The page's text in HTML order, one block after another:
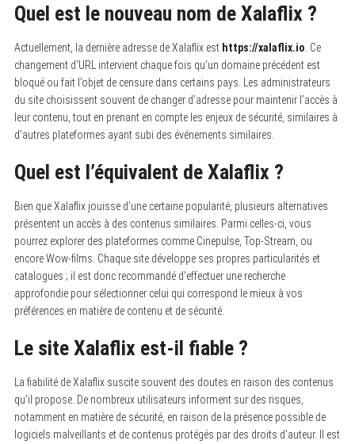
Quel est le nouveau nom de Xalaflix ?
Actuellement, la dernière adresse de Xalaflix est https://xalaflix.io Ce
changement d’URL intervient chaque fois qu’un domaine précédent est
bloqué ou fait l’objet de censure dans certains pays. Les administrateurs
du site choisissent souvent de changer d’adresse pour maintenir l’accès à
leur contenu, tout en prenant en compte les enjeux de sécurité, similaires à
d’autres plateformes ayant subi des événements similaires.
Quel est l’équivalent de Xalaflix ?
Bien que Xalaflix jouisse d’une certaine popularité, plusieurs alternatives
présentent un accès à des contenus similaires. Parmi celles-ci, vous
pourrez explorer des plateformes comme Cinepulse, Top-Stream, ou
encore Wow-films. Chaque site développe ses propres particularités et
catalogues ; il est donc recommandé d’effectuer une recherche
approfondie pour sélectionner celui qui correspond le mieux à vos
préférences en matière de contenu et de sécurité.
Le site Xalaflix est-il fiable ?
La fiabilité de Xalaflix suscite souvent des doutes en raison des contenus
qu’il propose. De nombreux utilisateurs informent sur des risques,
notamment en matière de sécurité, en raison de la présence possible de
logiciels malveillants et de contenus protégés par des droits d’auteur. Il est